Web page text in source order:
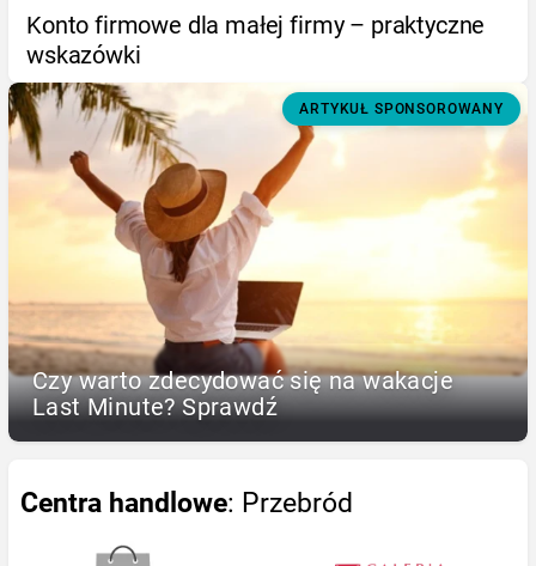
Konto firmowe dla małej firmy – praktyczne
wskazówki
ARTYKUŁ SPONSOROWANY
Czy warto zdecydować się na wakacje
Last Minute? Sprawdź
Centra handlowe: Przebród